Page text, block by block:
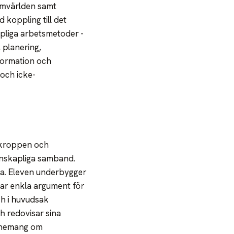
samt
koppling till det
arbetsmetoder -
planering,
och
icke-
och
samband.
Eleven underbygger
enkla argument för
i huvudsak
redovisar sina
om